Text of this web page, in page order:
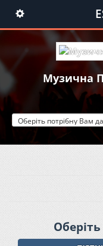
Toggle
navigation
Музична